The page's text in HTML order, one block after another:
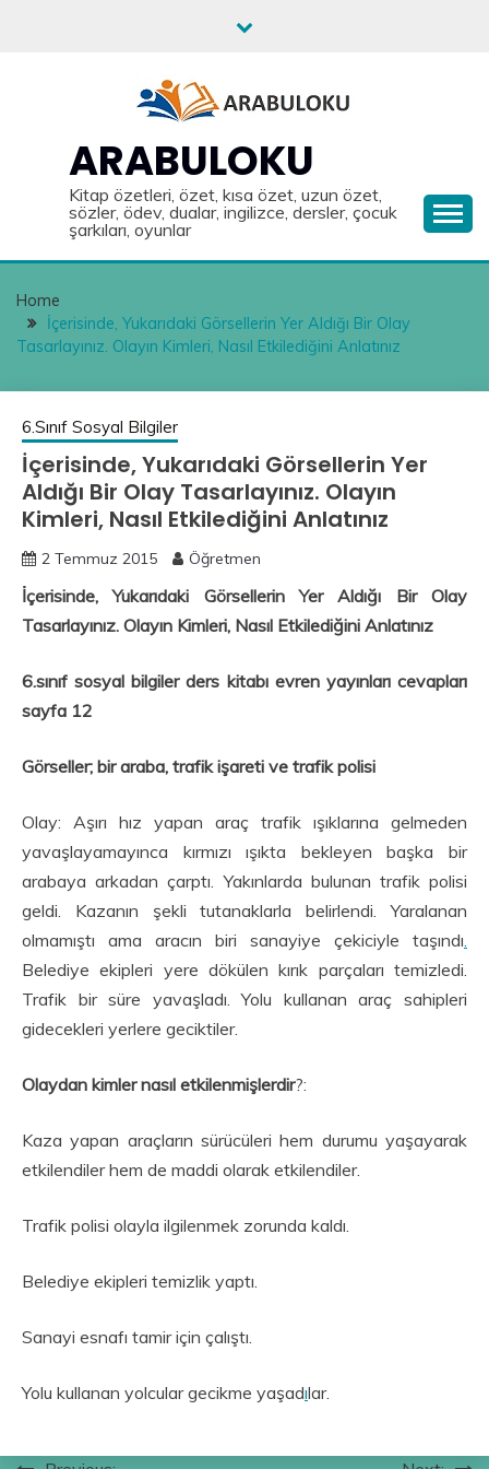
ARABULOKU
Kitap özetleri, özet, kısa özet, uzun özet,
sözler, ödev, dualar, ingilizce, dersler, çocuk
şarkıları, oyunlar
Home
İçerisinde, Yukarıdaki Görsellerin Yer Aldığı Bir Olay
Tasarlayınız. Olayın Kimleri, Nasıl Etkilediğini Anlatınız
6.Sınıf Sosyal Bilgiler
İçerisinde, Yukarıdaki Görsellerin Yer
Aldığı Bir Olay Tasarlayınız. Olayın
Kimleri, Nasıl Etkilediğini Anlatınız
2 Temmuz 2015 Öğretmen
İçerisinde, Yukarıdaki Görsellerin Yer Aldığı Bir Olay
Tasarlayınız. Olayın Kimleri, Nasıl Etkilediğini Anlatınız
6.sınıf sosyal bilgiler ders kitabı evren yayınları cevapları
sayfa 12
Görseller; bir araba, trafik işareti ve trafik polisi
Olay: Aşırı hız yapan araç trafik ışıklarına gelmeden
yavaşlayamayınca kırmızı ışıkta bekleyen başka bir
arabaya arkadan çarptı. Yakınlarda bulunan trafik polisi
geldi. Kazanın şekli tutanaklarla belirlendi. Yaralanan
olmamıştı ama aracın biri sanayiye çekiciyle taşındı.
Belediye ekipleri yere dökülen kırık parçaları temizledi.
Trafik bir süre yavaşladı. Yolu kullanan araç sahipleri
gidecekleri yerlere geciktiler.
Olaydan kimler nasıl etkilenmişlerdir?:
Kaza yapan araçların sürücüleri hem durumu yaşayarak
etkilendiler hem de maddi olarak etkilendiler.
Trafik polisi olayla ilgilenmek zorunda kaldı.
Belediye ekipleri temizlik yaptı.
Sanayi esnafı tamir için çalıştı.
Yolu kullanan yolcular gecikme yaşadılar.